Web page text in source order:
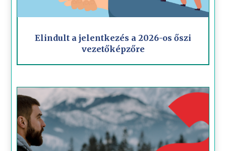
Elindult a jelentkezés a 2026-os őszi
vezetőképzőre